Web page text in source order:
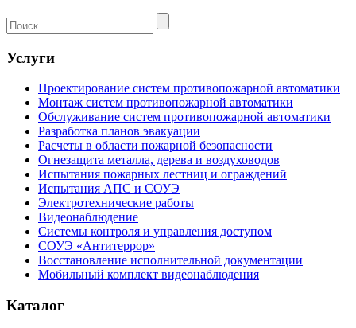
Услуги
Проектирование систем противопожарной автоматики
Монтаж систем противопожарной автоматики
Обслуживание систем противопожарной автоматики
Разработка планов эвакуации
Расчеты в области пожарной безопасности
Огнезащита металла, дерева и воздуховодов
Испытания пожарных лестниц и ограждений
Испытания АПС и СОУЭ
Электротехнические работы
Видеонаблюдение
Системы контроля и управления доступом
СОУЭ «Антитеррор»
Восстановление исполнительной документации
Мобильный комплект видеонаблюдения
Каталог